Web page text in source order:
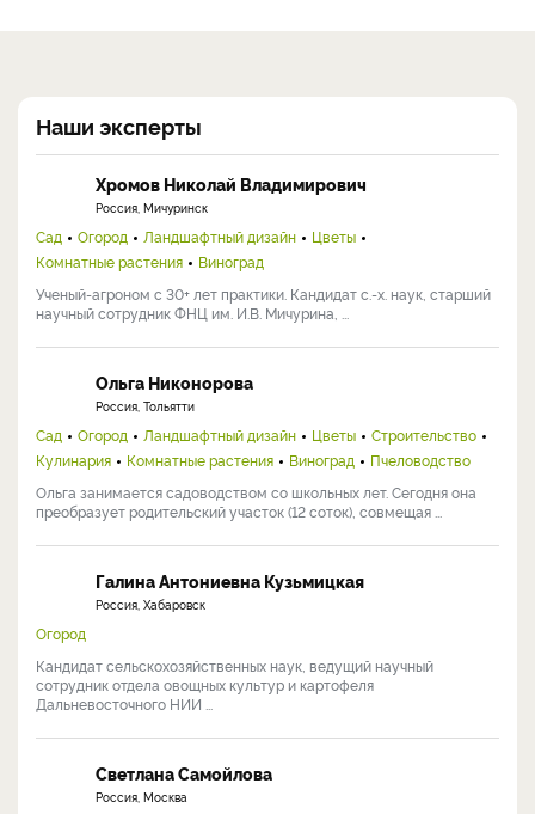
Наши эксперты
Хромов Николай Владимирович
Россия, Мичуринск
Сад Огород Ландшафтный дизайн
Цветы
Комнатные растения
Виноград
Ученый-агроном с 30+ лет практики. Кандидат с.-х. наук, старший
научный сотрудник ФНЦ им. И.В. Мичурина, ...
Ольга Никонорова
Россия, Тольятти
Сад Огород Ландшафтный дизайн Цветы
Строительство
Кулинария
Комнатные растения Виноград
Пчеловодство
Ольга занимается садоводством со школьных лет. Сегодня она
преобразует родительский участок (12 соток), совмещая ...
Галина Антониевна Кузьмицкая
Россия, Хабаровск
Огород
Кандидат сельскохозяйственных наук, ведущий научный
сотрудник отдела овощных культур и картофеля
Дальневосточного НИИ ...
Светлана Самойлова
Россия, Москва